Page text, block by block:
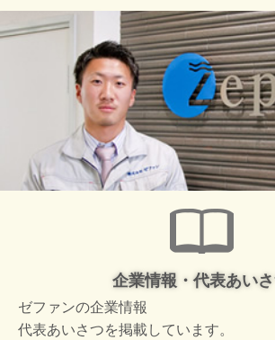
企業情報・代表あい
ゼファンの企業情報
代表あいさつを掲載しています。